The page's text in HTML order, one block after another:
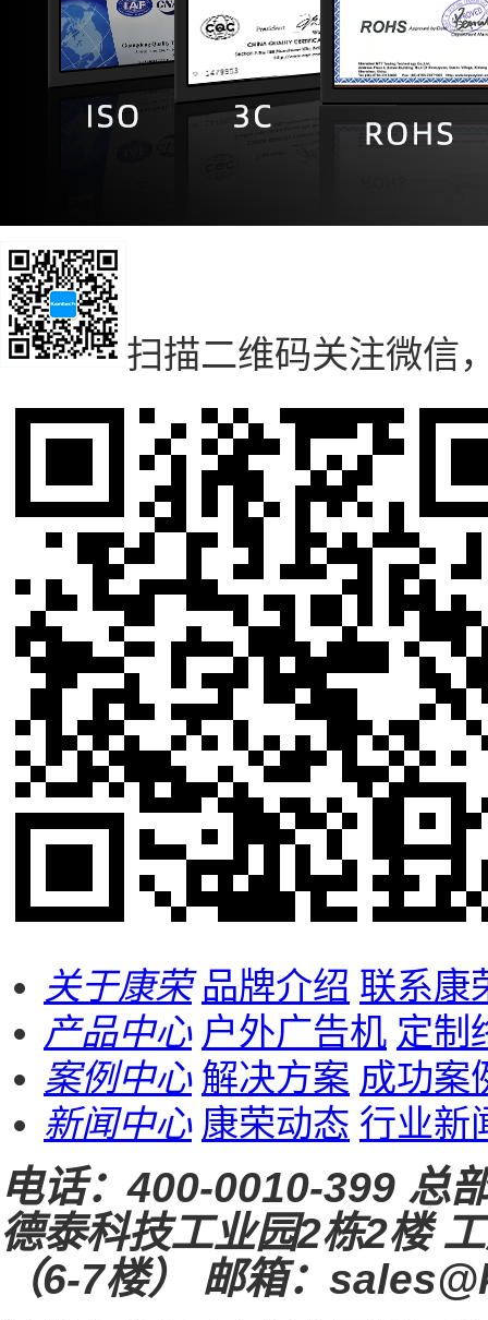
扫描二维码关注微信
关于康荣 品牌介绍 联系康
产品中心 户外广告机 定制
案例中心 解决方案 成功案
新闻中心 康荣动态 行业新
电话：400-0010-399 总
德泰科技工业园2栋2楼
（6-7楼）
邮箱：